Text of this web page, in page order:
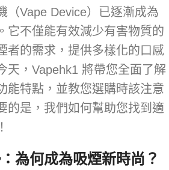
（Vape Device）已逐漸成為
它不僅能有效減少有害物質的
者的需求，提供多樣化的口感
天，Vapehk1 將帶您全面了解
能特點，並教您選購時該注意
的是，我們如何幫助您找到適
為何成為吸煙新時尚？